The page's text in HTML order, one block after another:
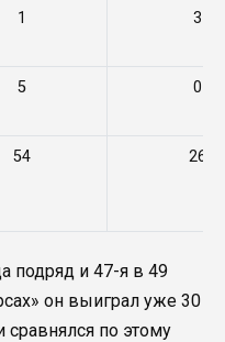
1 3
5 0
54 26
подряд и 47-я в 49
он выиграл уже 30
сравнялся по этому